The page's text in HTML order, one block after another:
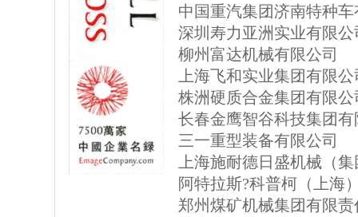
中国重汽集团济南特种
深圳寿力亚洲实业有限公
柳州富达机械有限公司
上海飞和实业集团有限公
株洲硬质合金集团有限公
长春金鹰智谷科技集团有
三一重型装备有限公司
上海施耐德日盛机械（
阿特拉斯?科普柯（上海
郑州煤矿机械集团有限责